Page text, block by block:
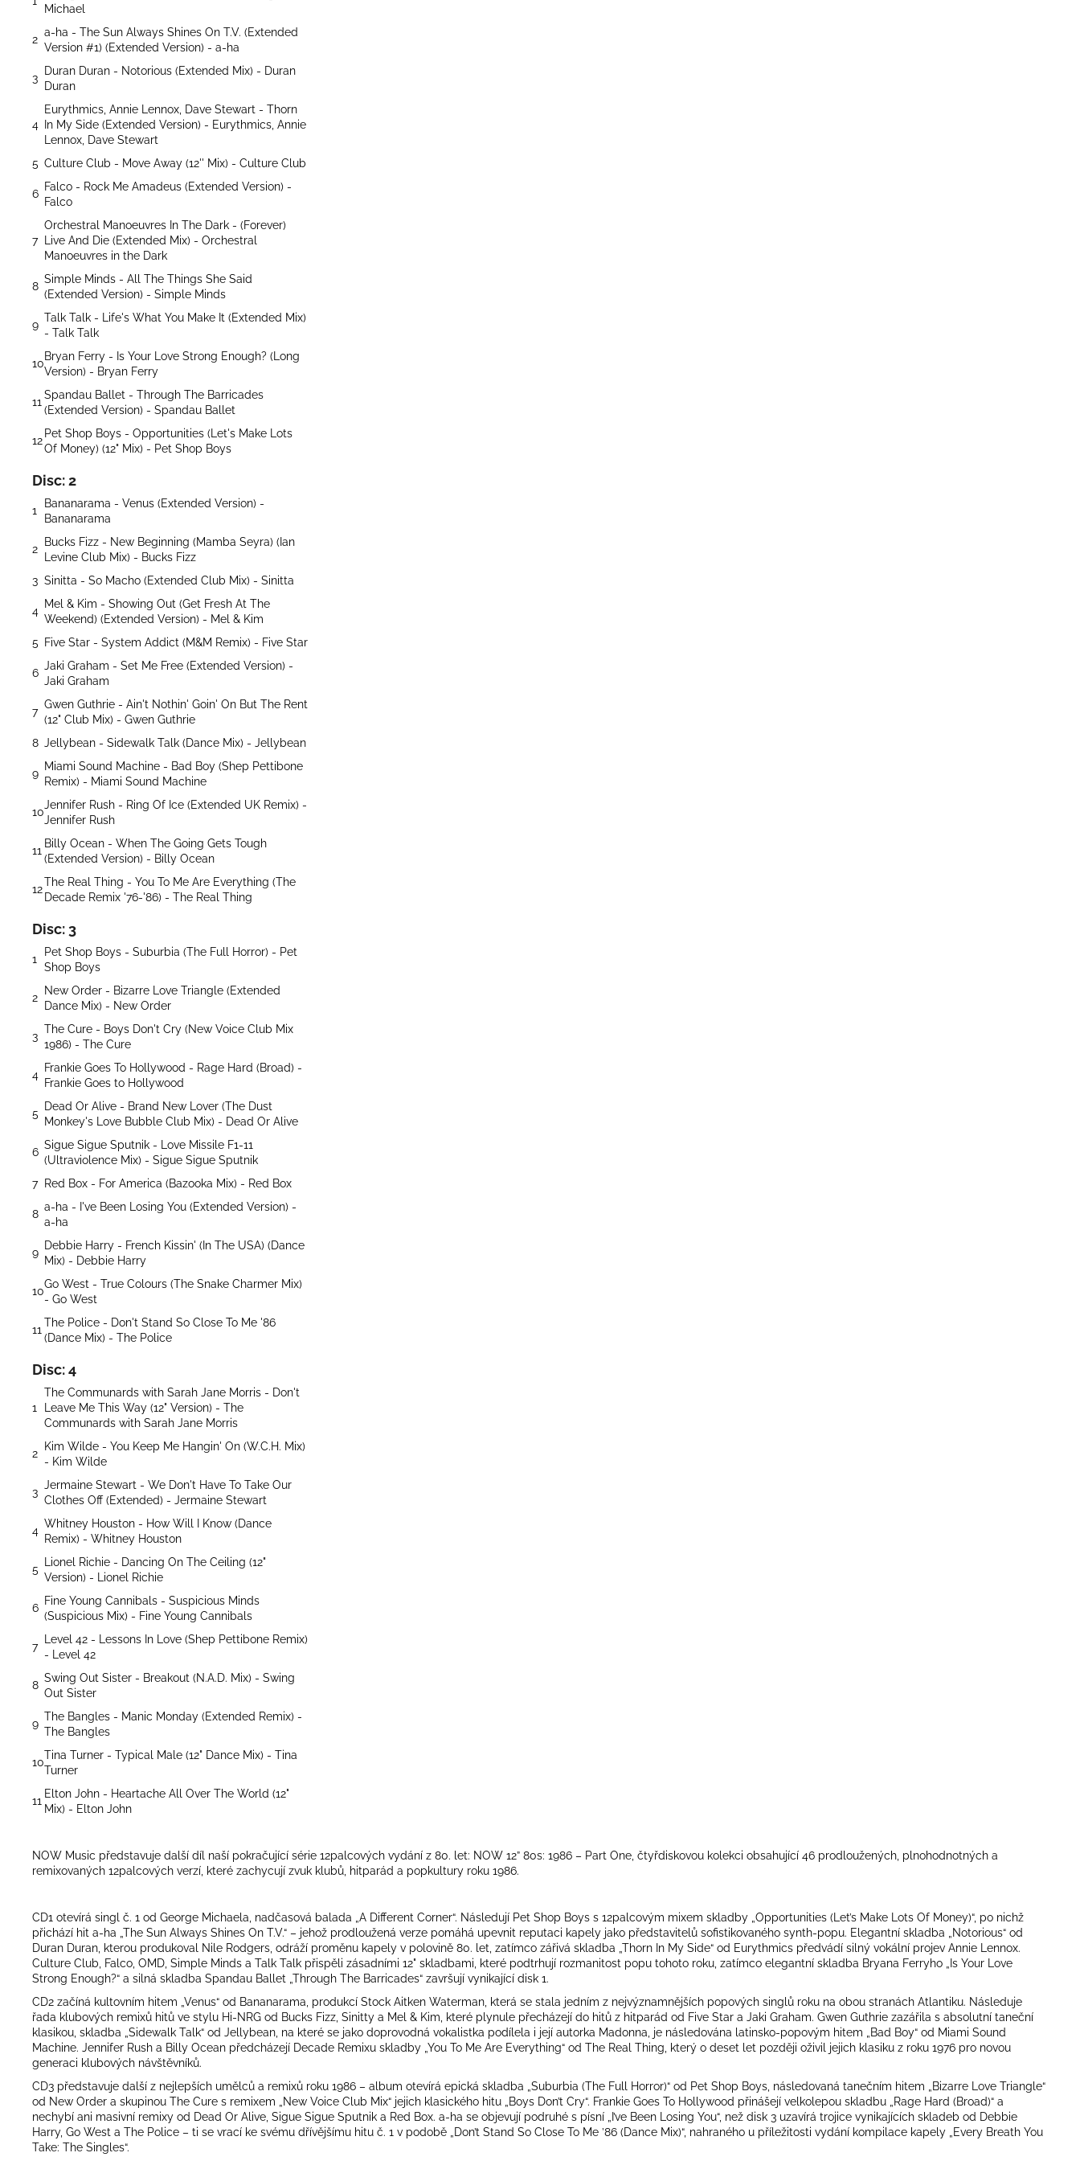
Michael
2
a-ha - The Sun Always Shines On T.V. (Extended
Version #1) (Extended Version) - a-ha
3
Duran Duran - Notorious (Extended Mix) - Duran
Duran
4
Eurythmics, Annie Lennox, Dave Stewart - Thorn
In My Side (Extended Version) - Eurythmics, Annie
Lennox, Dave Stewart
5 Culture Club - Move Away (12'' Mix) - Culture Club
6
Falco - Rock Me Amadeus (Extended Version) -
Falco
7
Orchestral Manoeuvres In The Dark - (Forever)
Live And Die (Extended Mix) - Orchestral
Manoeuvres in the Dark
8
Simple Minds - All The Things She Said
(Extended Version) - Simple Minds
9
Talk Talk - Life's What You Make It (Extended Mix)
- Talk Talk
10
Bryan Ferry - Is Your Love Strong Enough? (Long
Version) - Bryan Ferry
11
Spandau Ballet - Through The Barricades
(Extended Version) - Spandau Ballet
12
Pet Shop Boys - Opportunities (Let's Make Lots
Of Money) (12" Mix) - Pet Shop Boys
Disc: 2
1
Bananarama - Venus (Extended Version) -
Bananarama
2
Bucks Fizz - New Beginning (Mamba Seyra) (Ian
Levine Club Mix) - Bucks Fizz
3 Sinitta - So Macho (Extended Club Mix) - Sinitta
4
Mel & Kim - Showing Out (Get Fresh At The
Weekend) (Extended Version) - Mel & Kim
5
Five Star - System Addict (M&M Remix) - Five Star
6
Jaki Graham - Set Me Free (Extended Version) -
Jaki Graham
7
Gwen Guthrie - Ain't Nothin' Goin' On But The Rent
(12" Club Mix) - Gwen Guthrie
8 Jellybean - Sidewalk Talk (Dance Mix) - Jellybean
9
Miami Sound Machine - Bad Boy (Shep Pettibone
Remix) - Miami Sound Machine
10
Jennifer Rush - Ring Of Ice (Extended UK Remix) -
Jennifer Rush
11
Billy Ocean - When The Going Gets Tough
(Extended Version) - Billy Ocean
12
The Real Thing - You To Me Are Everything (The
Decade Remix '76-'86) - The Real Thing
Disc: 3
1
Pet Shop Boys - Suburbia (The Full Horror) - Pet
Shop Boys
2
New Order - Bizarre Love Triangle (Extended
Dance Mix) - New Order
3
The Cure - Boys Don't Cry (New Voice Club Mix
1986) - The Cure
4
Frankie Goes To Hollywood - Rage Hard (Broad) -
Frankie Goes to Hollywood
5
Dead Or Alive - Brand New Lover (The Dust
Monkey's Love Bubble Club Mix) - Dead Or Alive
6
Sigue Sigue Sputnik - Love Missile F1-11
(Ultraviolence Mix) - Sigue Sigue Sputnik
7
Red Box - For America (Bazooka Mix) - Red Box
8
a-ha - I've Been Losing You (Extended Version) -
a-ha
9
Debbie Harry - French Kissin' (In The USA) (Dance
Mix) - Debbie Harry
10
Go West - True Colours (The Snake Charmer Mix)
- Go West
11
The Police - Don't Stand So Close To Me '86
(Dance Mix) - The Police
Disc: 4
1
The Communards with Sarah Jane Morris - Don't
Leave Me This Way (12" Version) - The
Communards with Sarah Jane Morris
2
Kim Wilde - You Keep Me Hangin' On (W.C.H. Mix)
- Kim Wilde
3
Jermaine Stewart - We Don't Have To Take Our
Clothes Off (Extended) - Jermaine Stewart
4
Whitney Houston - How Will I Know (Dance
Remix) - Whitney Houston
5
Lionel Richie - Dancing On The Ceiling (12"
Version) - Lionel Richie
6
Fine Young Cannibals - Suspicious Minds
(Suspicious Mix) - Fine Young Cannibals
7
Level 42 - Lessons In Love (Shep Pettibone Remix)
- Level 42
8
Swing Out Sister - Breakout (N.A.D. Mix) - Swing
Out Sister
9
The Bangles - Manic Monday (Extended Remix) -
The Bangles
10
Tina Turner - Typical Male (12" Dance Mix) - Tina
Turner
11
Elton John - Heartache All Over The World (12"
Mix) - Elton John
NOW Music představuje další díl naší pokračující série 12palcových vydání z 80. let: NOW 12” 80s: 1986 – Part One, čtyřdiskovou kolekci obsahující 46 prodloužených, plnohodnotných a
remixovaných 12palcových verzí, které zachycují zvuk klubů, hitparád a popkultury roku 1986.
CD1 otevírá singl č. 1 od George Michaela, nadčasová balada „A Different Corner“. Následují Pet Shop Boys s 12palcovým mixem skladby „Opportunities (Let’s Make Lots Of Money)“, po nichž
přichází hit a-ha „The Sun Always Shines On T.V.“ – jehož prodloužená verze pomáhá upevnit reputaci kapely jako představitelů sofistikovaného synth-popu. Elegantní skladba „Notorious“ od
Duran Duran, kterou produkoval Nile Rodgers, odráží proměnu kapely v polovině 80. let, zatímco zářivá skladba „Thorn In My Side“ od Eurythmics předvádí silný vokální projev Annie Lennox.
Culture Club, Falco, OMD, Simple Minds a Talk Talk přispěli zásadními 12" skladbami, které podtrhují rozmanitost popu tohoto roku, zatímco elegantní skladba Bryana Ferryho „Is Your Love
Strong Enough?“ a silná skladba Spandau Ballet „Through The Barricades“ završují vynikající disk 1.
CD2 začíná kultovním hitem „Venus“ od Bananarama, produkcí Stock Aitken Waterman, která se stala jedním z nejvýznamnějších popových singlů roku na obou stranách Atlantiku. Následuje
řada klubových remixů hitů ve stylu Hi-NRG od Bucks Fizz, Sinitty a Mel & Kim, které plynule přecházejí do hitů z hitparád od Five Star a Jaki Graham. Gwen Guthrie zazářila s absolutní taneční
klasikou, skladba „Sidewalk Talk“ od Jellybean, na které se jako doprovodná vokalistka podílela i její autorka Madonna, je následována latinsko-popovým hitem „Bad Boy“ od Miami Sound
Machine. Jennifer Rush a Billy Ocean předcházejí Decade Remixu skladby „You To Me Are Everything“ od The Real Thing, který o deset let později oživil jejich klasiku z roku 1976 pro novou
generaci klubových návštěvníků.
CD3 představuje další z nejlepších umělců a remixů roku 1986 – album otevírá epická skladba „Suburbia (The Full Horror)“ od Pet Shop Boys, následovaná tanečním hitem „Bizarre Love Triangle“
od New Order a skupinou The Cure s remixem „New Voice Club Mix“ jejich klasického hitu „Boys Don’t Cry“. Frankie Goes To Hollywood přinášejí velkolepou skladbu „Rage Hard (Broad)“ a
nechybí ani masivní remixy od Dead Or Alive, Sigue Sigue Sputnik a Red Box. a-ha se objevují podruhé s písní „I’ve Been Losing You“, než disk 3 uzavírá trojice vynikajících skladeb od Debbie
Harry, Go West a The Police – ti se vrací ke svému dřívějšímu hitu č. 1 v podobě „Don’t Stand So Close To Me ’86 (Dance Mix)“, nahraného u příležitosti vydání kompilace kapely „Every Breath You
Take: The Singles“.